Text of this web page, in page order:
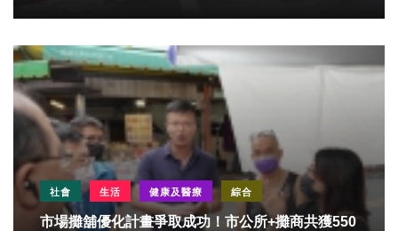
社會 生活 健康及醫療 綜合
市場攤舖優化計畫爭取成功！市公所+攤商共獲550